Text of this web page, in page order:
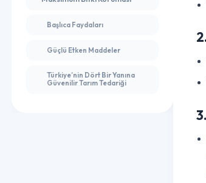
Maksimum Bitki Koruması
Başlıca Faydaları